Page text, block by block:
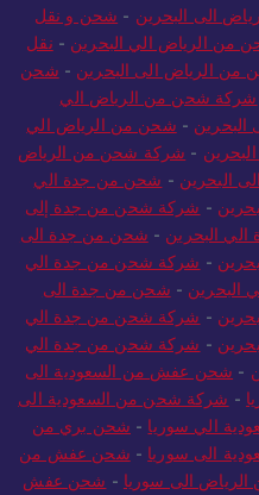
الى البحرين - شحن و نقل
من الرياض الي البحرين - نقل
من الرياض الى البحرين - شحن
شركة شحن من الرياض الي
- شحن من الرياض الي
- شركة شحن من الرياض
البحرين - شحن من جدة الي
- شركة شحن من جدة إلى
البحرين - شحن من جدة الى
- شركة شحن من جدة الي
- شحن من جدة الى
- شركة شحن من جدة الي
- شركة شحن من جدة الي
- شحن عفش من السعودية الى
- شركة شحن من السعودية الى
الي سوريا - شحن بري من
الى سوريا - شحن عفش من
الى سوريا - شحن عفش